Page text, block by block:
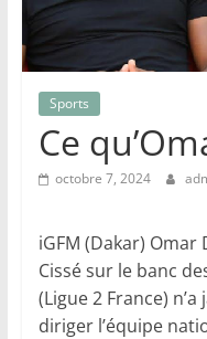
Sports
Ce
octobre 7, 2024
iGFM (Dakar)
Cissé sur le banc
(Ligue 2 France)
diriger l’équipe